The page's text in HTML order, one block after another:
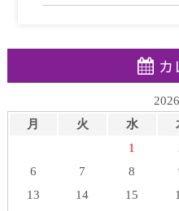
カ
月
火 水
1
6
7 8
13
14 15